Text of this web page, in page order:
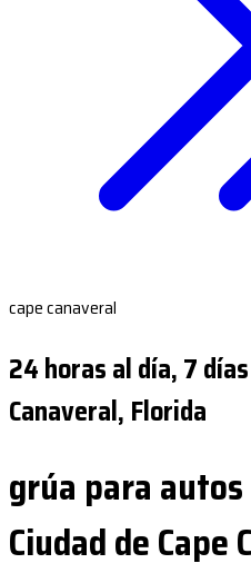
cape canaveral
24 horas al día, 7
Canaveral, Florida
grúa para
Ciudad de Cape